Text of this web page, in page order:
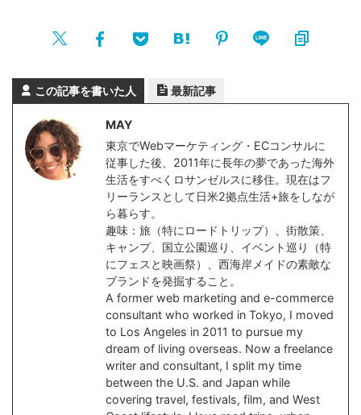
この記事を書いた人 最新記事
MAY
東京でWebマーケティング・ECコンサルに
従事した後、2011年に長年の夢であった海外
生活をすべくロサンゼルスに移住。現在はフ
リーランスとして日米2拠点生活+旅をしなが
ら暮らす。
趣味：旅（特にロードトリップ）、街散策、
キャンプ、国立公園巡り、イベント巡り（特
にフェスと映画祭）、西海岸メイドの素敵な
ブランドを発掘すること。
A former web marketing and e-commerce
consultant who worked in Tokyo, I moved
to Los Angeles in 2011 to pursue my
dream of living overseas. Now a freelance
writer and consultant, I split my time
between the U.S. and Japan while
covering travel, festivals, film, and West